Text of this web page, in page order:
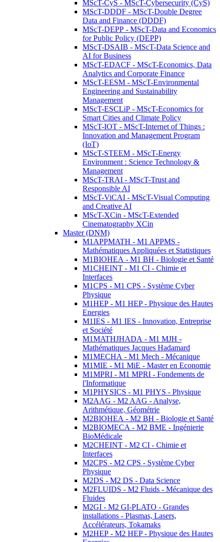
MScT-CyS - MScT-Cybersecurity (CyS)
MScT-DDDF - MScT-Double Degree
Data and Finance (DDDF)
MScT-DEPP - MScT-Data and Economics
for Public Policy (DEPP)
MScT-DSAIB - MScT-Data Science and
AI for Business
MScT-EDACF - MScT-Economics, Data
Analytics and Corporate Finance
MScT-EESM - MScT-Environmental
Engineering and Sustainability
Management
MScT-ESCLiP - MScT-Economics for
Smart Cities and Climate Policy
MScT-IOT - MScT-Internet of Things :
Innovation and Management Program
(IoT)
MScT-STEEM - MScT-Energy
Environment : Science Technology &
Management
MScT-TRAI - MScT-Trust and
Responsible AI
MScT-ViCAI - MScT-Visual Computing
and Creative AI
MScT-XCin - MScT-Extended
Cinematography XCin
Master (DNM)
M1APPMATH - M1 APPMS -
Mathématiques Appliquées et Statistiques
M1BIOHEA - M1 BH - Biologie et Santé
M1CHEINT - M1 CI - Chimie et
Interfaces
M1CPS - M1 CPS - Système Cyber
Physique
M1HEP - M1 HEP - Physique des Hautes
Energies
M1IES - M1 IES - Innovation, Entreprise
et Société
M1MATHJHADA - M1 MJH -
Mathématiques Jacques Hadamard
M1MECHA - M1 Mech - Mécanique
M1MIE - M1 MiE - Master en Economie
M1MPRI - M1 MPRI - Fondements de
l'Informatique
M1PHYSICS - M1 PHYS - Physique
M2AAG - M2 AAG - Analyse,
Arithmétique, Géométrie
M2BIOHEA - M2 BH - Biologie et Santé
M2BIOMECA - M2 BME - Ingénierie
BioMédicale
M2CHEINT - M2 CI - Chimie et
Interfaces
M2CPS - M2 CPS - Système Cyber
Physique
M2DS - M2 DS - Data Science
M2FLUIDS - M2 Fluids - Mécanique des
Fluides
M2GI - M2 GI-PLATO - Grandes
installations - Plasmas, Lasers,
Accélérateurs, Tokamaks
M2HEP - M2 HEP - Physique des Hautes